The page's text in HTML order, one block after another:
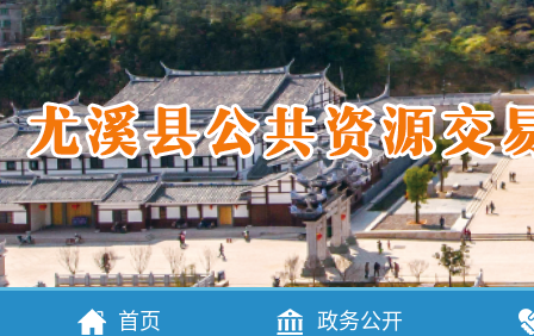
首页 政务公开